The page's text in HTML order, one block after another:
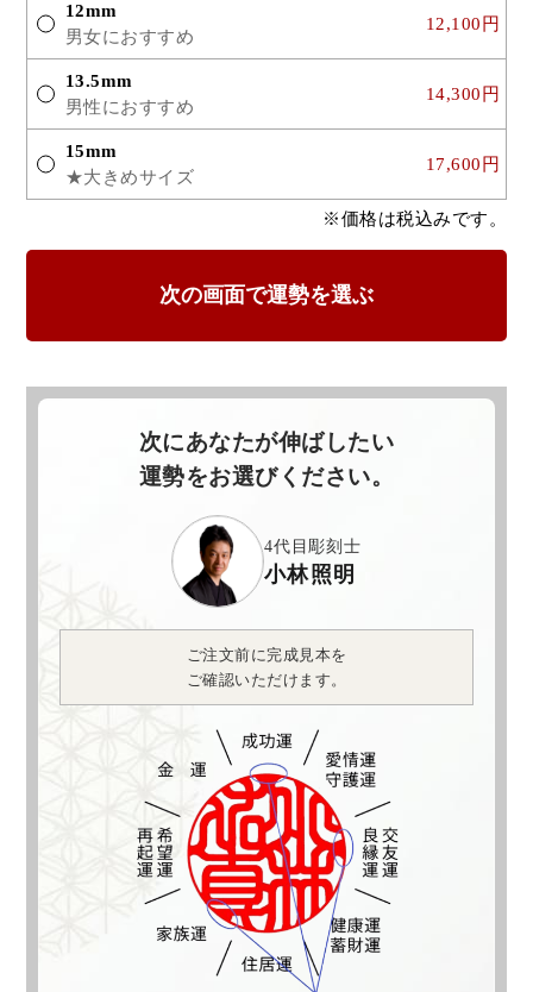
12mm
男女におすすめ
12,100円
13.5mm
男性におすすめ
14,300円
15mm
★大きめサイズ
17,600円
※価格は税込みです。
次にあなたが伸ばしたい
運勢をお選びください。
4代目彫刻士
小林照明
ご注文前に完成見本を
ご確認いただけます。